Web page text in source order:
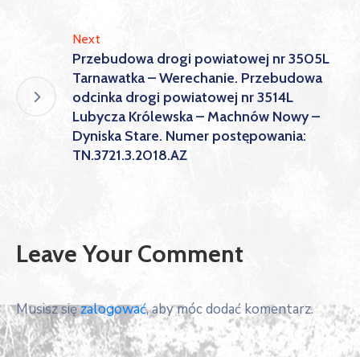
Next
Przebudowa drogi powiatowej nr 3505L
Tarnawatka – Werechanie. Przebudowa
odcinka drogi powiatowej nr 3514L
Lubycza Królewska – Machnów Nowy –
Dyniska Stare. Numer postępowania:
TN.3721.3.2018.AZ
Leave Your Comment
Musisz sięzalogować, aby móc dodać komentarz.